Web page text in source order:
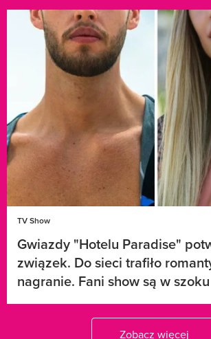
TV Show
Gwiazdy "Hotelu Paradise"
związek. Do sieci trafiło
nagranie. Fani show są w szoku
Zobacz więcej